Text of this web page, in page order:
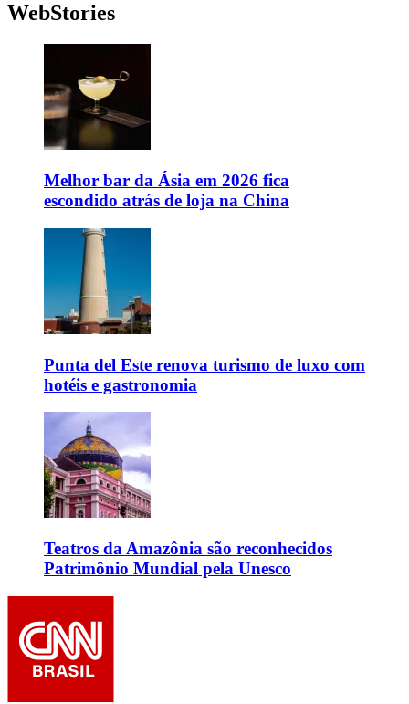
WebStories
Melhor bar da Ásia em 2026 fica
escondido atrás de loja na China
Punta del Este renova turismo de luxo com
hotéis e gastronomia
Teatros da Amazônia são reconhecidos
Patrimônio Mundial pela Unesco